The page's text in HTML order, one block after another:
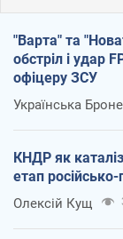
"Варта" та
обстріл і удар
офіцеру ЗСУ
Українська
КНДР як
етап
Олексій Кущ